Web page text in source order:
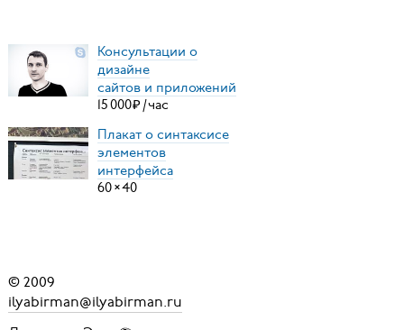
Консультации о
дизайне
сайтов и приложений
15000₽ /час
Плакат о синтаксисе
элементов
интерфейса
60×40
© 2009
ilyabirman@ilyabirman.ru